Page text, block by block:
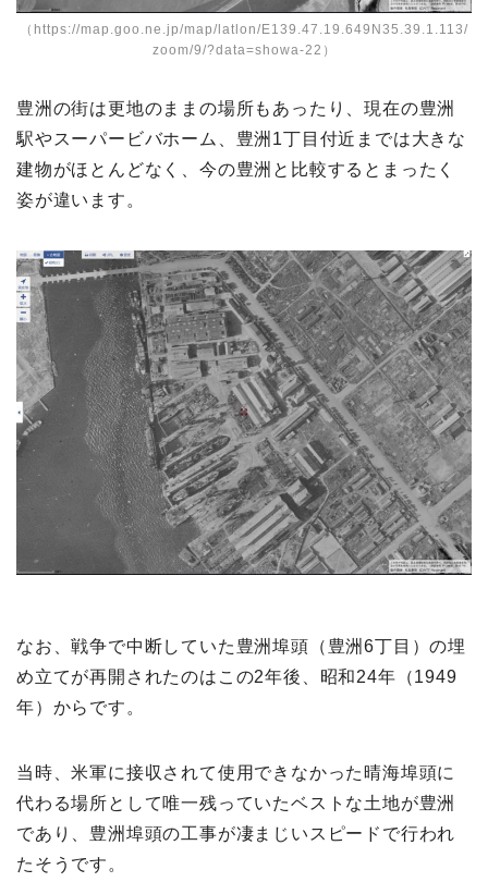
（ https://map.goo.ne.jp/map/latlon/E139.47.19.649N35.39.1.113/
zoom/9/?data=showa-22 ）
豊洲の街は更地のままの場所もあったり、現在の豊洲
駅やスーパービバホーム、豊洲1丁目付近までは大きな
建物がほとんどなく、今の豊洲と比較するとまったく
姿が違います。
なお、戦争で中断していた豊洲埠頭（豊洲6丁目）の埋
め立てが再開されたのはこの2年後、昭和24年（1949
年）からです。
当時、米軍に接収されて使用できなかった晴海埠頭に
代わる場所として唯一残っていたベストな土地が豊洲
であり、豊洲埠頭の工事が凄まじいスピードで行われ
たそうです。